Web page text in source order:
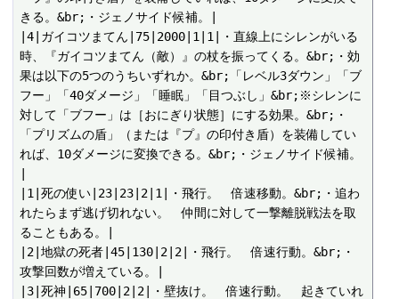
きる。&br;・ジェノサイド候補。|
|4|ガイコツまてん|75|2000|1|1|・直線上にシレンがいる
時、『ガイコツまてん（敵）』の杖を振ってくる。&br;・効
果は以下の5つのうちいずれか。&br;「レベル3ダウン」「ブ
フー」「40ダメージ」「睡眠」「目つぶし」&br;※シレンに
対して「ブフー」は［おにぎり状態］にする効果。&br;・
「プリズムの盾」（または『プ』の印付き盾）を装備してい
れば、10ダメージに変換できる。&br;・ジェノサイド候補。
|1|死の使い|23|23|2|1|・飛行。　倍速移動。&br;・追わ
れたらまず逃げ切れない。　仲間に対して一撃離脱戦法を取
ることもある。|
|2|地獄の死者|45|130|2|2|・飛行。　倍速行動。&br;・
攻撃回数が増えている。|
|3|死神|65|700|2|2|・壁抜け。　倍速行動。　起きていれ